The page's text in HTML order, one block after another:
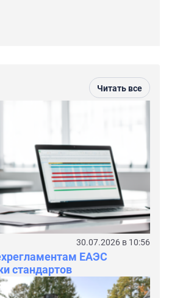
Читать все
30.07.2026 в 10:56
ЕАЭС
стандартов